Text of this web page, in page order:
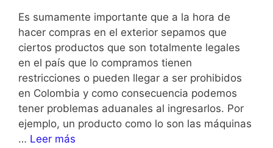
Es sumamente importante que a la hora de
hacer compras en el exterior sepamos que
ciertos productos que son totalmente legales
en el país que lo compramos tienen
restricciones o pueden llegar a ser prohibidos
en Colombia y como consecuencia podemos
tener problemas aduanales al ingresarlos. Por
ejemplo, un producto como lo son las máquinas
… Leer más